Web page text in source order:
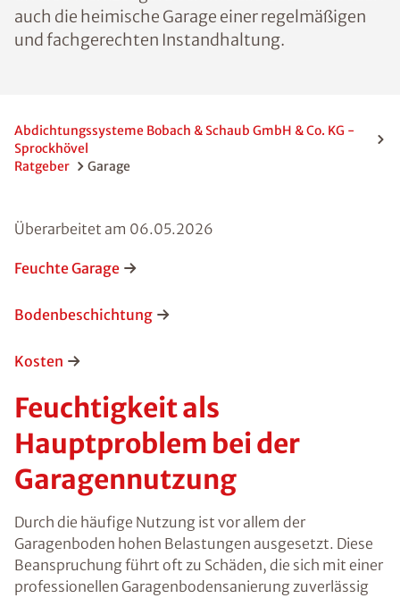
auch die heimische Garage einer regelmäßigen
und fachgerechten Instandhaltung.
Abdichtungssysteme Bobach & Schaub GmbH & Co. KG -
Sprockhövel
Ratgeber
Garage
Überarbeitet am 06.05.2026
Feuchte Garage
Bodenbeschichtung
Kosten
Feuchtigkeit als
Hauptproblem bei der
Garagennutzung
Durch die häufige Nutzung ist vor allem der
Garagenboden hohen Belastungen ausgesetzt. Diese
Beanspruchung führt oft zu Schäden, die sich mit einer
professionellen Garagenbodensanierung zuverlässig